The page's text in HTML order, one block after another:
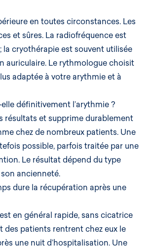
en toutes circonstances. Les
et sûres. La radiofréquence est
la cryothérapie est souvent utilisée
auriculaire. Le rythmologue choisit
adaptée à votre arythmie et à
définitivement l’arythmie ?
résultats et supprime durablement
chez de nombreux patients. Une
possible, parfois traitée par une
Le résultat dépend du type
ancienneté.
dure la récupération après une
en général rapide, sans cicatrice
des patients rentrent chez eux le
une nuit d’hospitalisation. Une